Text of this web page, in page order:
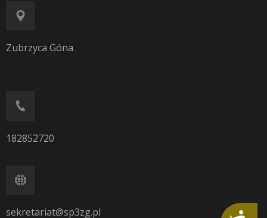
Dostępność
Zubrzyca Góna
182852720
sekretariat@sp3zg.pl